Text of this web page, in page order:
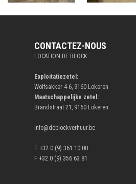
CONTACTEZ-NOUS
LOCATION DE BLOCK
Exploitatiezetel:
Wolfsakker 4-6, 9160 Lokeren
Maatschappelijke zetel:
Brandstraat 21, 9160 Lokeren
info@deblockverhuur.be
T +32 0 (9) 361 10 00
F +32 0 (9) 356 63 81